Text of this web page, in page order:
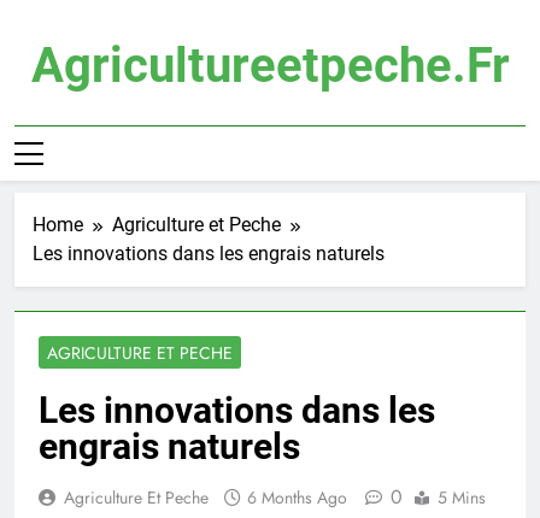
contentAgricultureetpeche.fr
Home
Agriculture et Peche
Les innovations dans les engrais naturels
AGRICULTURE ET PECHE
Les innovations dans les
engrais naturels
Agriculture Et Peche 6 Months Ago 0 5 Mins